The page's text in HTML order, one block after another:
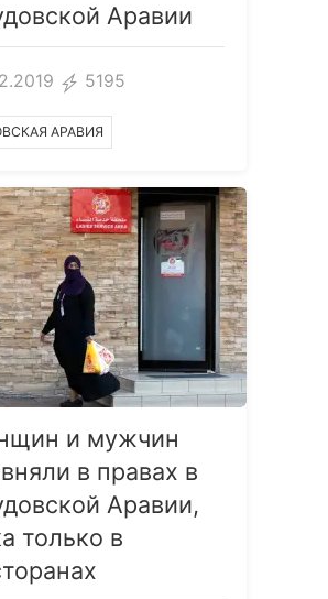
Аравии
5195
АРАВИЯ
и мужчин
в правах в
Аравии,
только в